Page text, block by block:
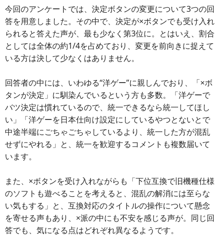
今回のアンケートでは、決定ボタンの変更について3つの回
答を用意しました。その中で、決定が×ボタンでも受け入れ
られると答えた声が、最も少なく第3位に。とはいえ、割合
としては全体の約1/4を占めており、変更を前向きに捉えて
いる方は決して少なくはありません。
回答者の中には、いわゆる“洋ゲー”に親しんでおり、「×ボ
タンが決定」に馴染んでいるという方も多数。「洋ゲーで
バツ決定は慣れているので、統一できるなら統一してほし
い」「洋ゲーを日本仕向け設定にしているやつとないとで
中途半端にごちゃごちゃしているより、統一した方が混乱
せずにやれる」と、統一を歓迎するコメントも複数届いて
います。
また、×ボタンを受け入れながらも「下位互換で旧機種仕様
のソフトも遊べることを考えると、混乱の解消には至らな
い気もする」と、互換対応のタイトルの操作について懸念
を寄せる声もあり、×派の中にも不安を感じる声が。同じ回
答でも、気になる点はどれぞれ異なるようです。